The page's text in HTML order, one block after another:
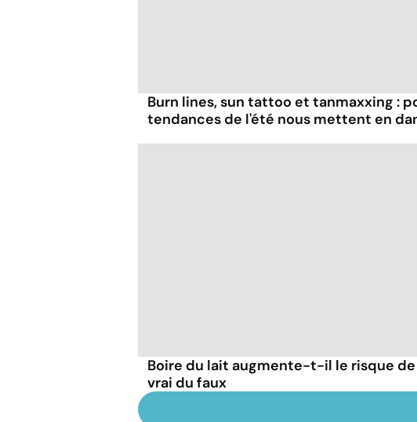
Burn lines, sun tattoo et tanmaxxing :
tendances de l'été nous mettent en
Boire du lait augmente-t-il le risque de
vrai du faux